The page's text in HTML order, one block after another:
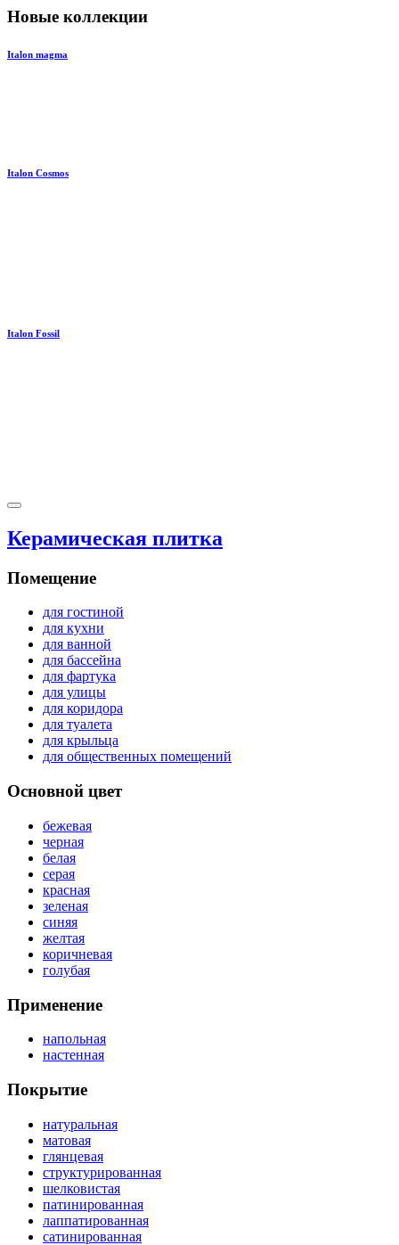
Новые коллекции
Italon magma
Italon Cosmos
Italon Fossil
Керамическая плитка
Помещение
для гостиной
для кухни
для ванной
для бассейна
для фартука
для улицы
для коридора
для туалета
для крыльца
для общественных помещений
Основной цвет
бежевая
черная
белая
серая
красная
зеленая
синяя
желтая
коричневая
голубая
Применение
напольная
настенная
Покрытие
натуральная
матовая
глянцевая
структурированная
шелковистая
патинированная
лаппатированная
сатинированная